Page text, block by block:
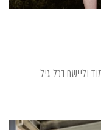
וליישם בכל גיל